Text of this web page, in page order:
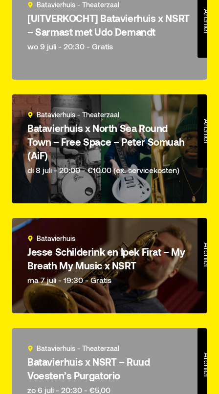
Archief
Batavierhuis - Theaterzaal
[UITVERKOCHT] Batavierhuis x NSRT
– Sarmast met Udo Demandt
wo 9 juli - 20:30 - Gratis
Archief
Batavierhuis - Theaterzaal
Batavierhuis x North Sea Round
Town – Free Space – Peter Somuah
(AiF)
di 8 juli - 20:00 - €10.00 (ex. servicekosten)
Archief
Batavierhuis
Jesse Schilderink en Ipek Firat – My
Breath My Music x NSRT
ma 7 juli - 19:30 - Gratis
Archief
Batavierhuis - Theaterzaal
Batavierhuis x NSRT – Ruud
Voesten’s Purgatorio
zo 6 juli - 20:30 - €5,00